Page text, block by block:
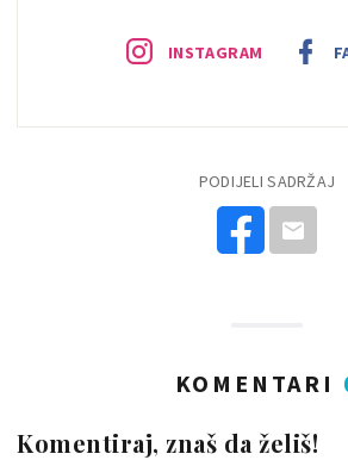
INSTAGRAM
PODIJELI SADRŽAJ
KOMENTARI
Komentiraj, znaš da želiš!